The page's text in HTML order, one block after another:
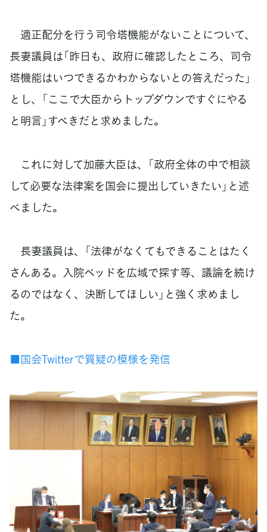
適正配分を行う司令塔機能がないことについて、
長妻議員は「昨日も、政府に確認したところ、司令
塔機能はいつできるかわからないとの答えだった」
とし、「ここで大臣からトップダウンですぐにやる
と明言」すべきだと求めました。
これに対して加藤大臣は、「政府全体の中で相談
して必要な法律案を国会に提出していきたい」と述
べました。
長妻議員は、「法律がなくてもできることはたく
さんある。入院ベッドを広域で探す等、議論を続け
るのではなく、決断してほしい」と強く求めまし
た。
■国会Twitterで質疑の模様を発信